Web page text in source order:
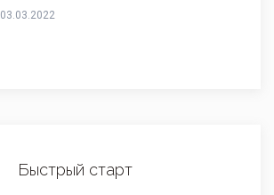
03.03.2022
Быстрый старт